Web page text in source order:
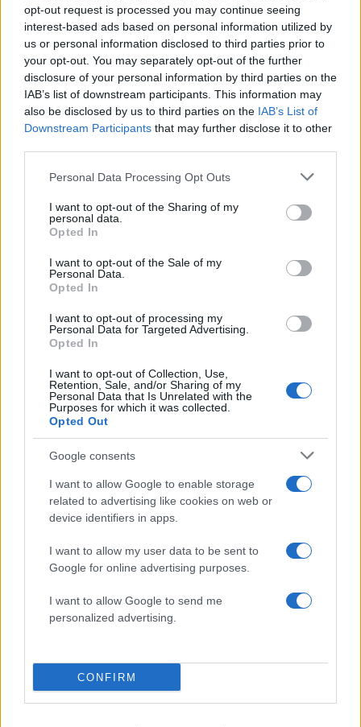
opt-out request is processed you may continue seeing
interest-based ads based on personal information utilized by
us or personal information disclosed to third parties prior to
your opt-out. You may separately opt-out of the further
disclosure of your personal information by third parties on the
IAB’s list of downstream participants. This information may
also be disclosed by us to third parties on the IAB’s List of
Downstream Participants that may further disclose it to other
Please note that this website/app uses one or more Google
not limited to your visit or usage behaviour. You may click to
grant or deny consent to Google and its third-party tags to
use your data for below specified purposes in below Google
consent section.
Personal Data Processing Opt Outs
I want to opt-out of the Sharing of my
personal data.
Opted In
I want to opt-out of the Sale of my
Personal Data.
Opted In
I want to opt-out of processing my
Personal Data for Targeted Advertising.
Opted In
I want to opt-out of Collection, Use,
Retention, Sale, and/or Sharing of my
Personal Data that Is Unrelated with the
Purposes for which it was collected.
Opted Out
Google consents
I want to allow Google to enable storage
related to advertising like cookies on web or
device identifiers in apps.
I want to allow my user data to be sent to
Google for online advertising purposes.
I want to allow Google to send me
personalized advertising.
CONFIRM
Σχόλια
Σχολίασε εδώ
50 /50
2000 /2000
Όροι Χρήσης . Το site προστατεύεται από reCAPTCHA, ισχύουν
Πολιτική Απορρήτου
Lifestyle
ΟΛΓΑ ΚΙΟΥΡΤΣΑΚΗ
Share:
ενημερωθείτε πρώτοι για όλη την ειδησεογραφία και τα
τελευταία νέα της ημέρας
Πιο δημοφιλή
«Ελπίδα για τη Δημοκρατία»
2Σαμοθράκη: «Μαμά νόμιζες ότι δε θα σε
ξαναδώ;» – Τα πρώτα λόγια του 22χρονου